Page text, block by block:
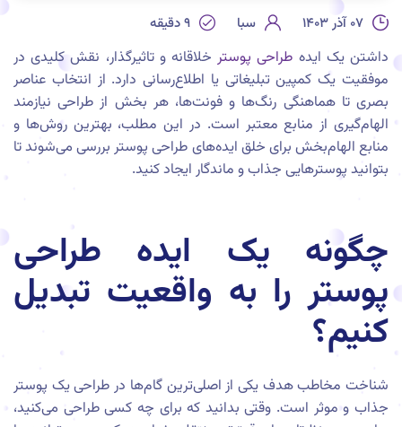
۰۷ آذر ۱۴۰۳ سبا ۹دقیقه
داشتن یک ایده طراحی پوسترخلاقانه و تاثیرگذار، نقش کلیدی در
موفقیت یک کمپین تبلیغاتی یا اطلاع‌رسانی دارد. از انتخاب عناصر
بصری تا هماهنگی رنگ‌ها و فونت‌ها، هر بخش از طراحی نیازمند
الهام‌گیری از منابع معتبر است. در این مطلب، بهترین روش‌ها و
منابع الهام‌بخش برای خلق ایده‌های طراحی پوستر بررسی می‌شوند تا
بتوانید پوسترهایی جذاب و ماندگار ایجاد کنید.
چگونه یک ایده طراحی
پوستر را به واقعیت تبدیل
کنیم؟
شناخت مخاطب هدف یکی از اصلی‌ترین گام‌ها در طراحی یک پوستر
جذاب و موثر است. وقتی بدانید که برای چه کسی طراحی می‌کنید،